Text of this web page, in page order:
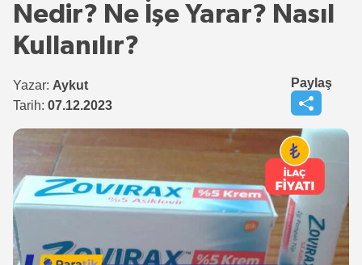
Nedir? Ne İşe Yarar? Nasıl
Kullanılır?
Yazar: Aykut
Tarih: 07.12.2023
Paylaş